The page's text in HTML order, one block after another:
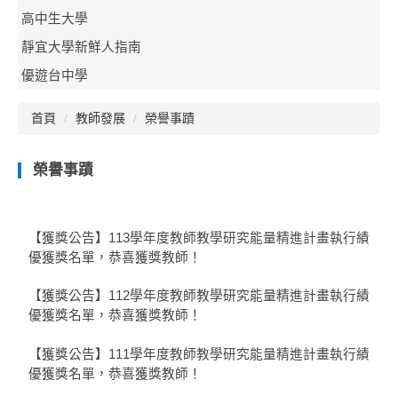
高中生大學
靜宜大學新鮮人指南
優遊台中學
首頁 教師發展 榮譽事蹟
榮譽事蹟
【獲獎公告】113學年度教師教學研究能量精進計畫執行績
優獲獎名單，恭喜獲獎教師！
【獲獎公告】112學年度教師教學研究能量精進計畫執行績
優獲獎名單，恭喜獲獎教師！
【獲獎公告】111學年度教師教學研究能量精進計畫執行績
優獲獎名單，恭喜獲獎教師！